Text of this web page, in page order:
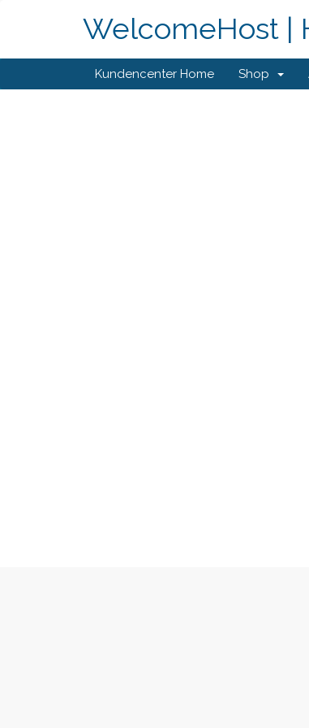
WelcomeHost |
Kundencenter Home Shop